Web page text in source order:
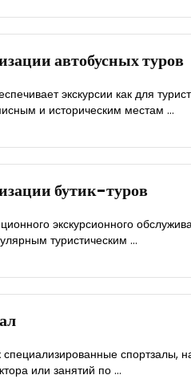
автобусных туров
экскурсии как для
и историческим местам ...
бутик-туров
экскурсионного
туристическим ...
специализированные спортзалы,
или занятий по ...